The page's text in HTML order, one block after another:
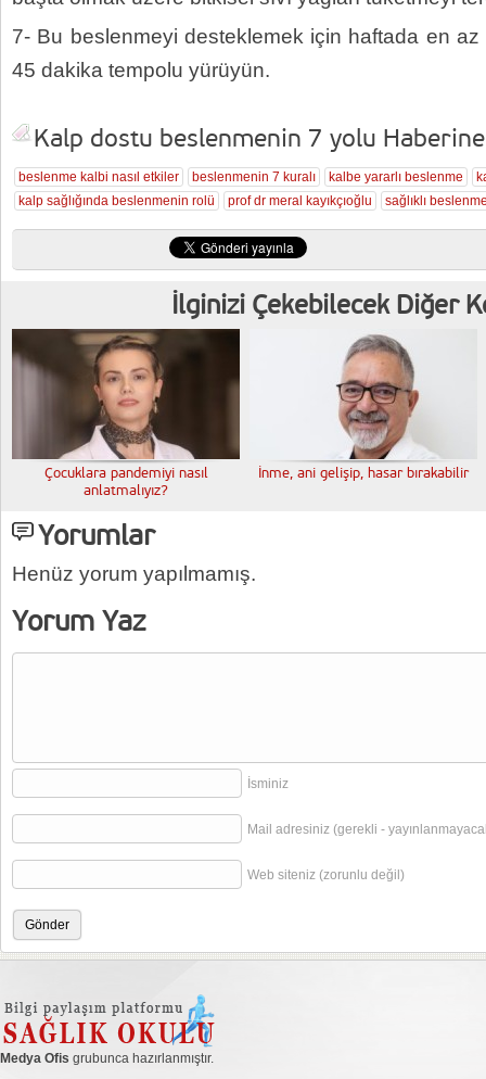
7- Bu beslenmeyi desteklemek için haftada en
45 dakika tempolu yürüyün.
Kalp dostu beslenmenin 7 yolu
beslenme kalbi nasıl etkiler beslenmenin 7 kuralı kalbe yararlı beslenme
kalp sağlığında beslenmenin rolü
prof dr meral kayıkçıoğlu sağlıklı
İlginizi Çekebilecek Diğer
Çocuklara pandemiyi nasıl
anlatmalıyız?
İnme, ani gelişip, hasar bırakabilir
Yorumlar
Henüz yorum yapılmamış.
Yorum Yaz
İsminiz
Mail adresiniz (gerekli -
Web siteniz (zorunlu değil)
Medya Ofis grubunca hazırlanmıştır.